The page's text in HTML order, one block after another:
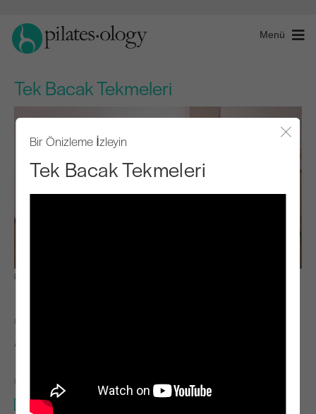
Menü
Tek Bacak Tekmeleri
Bir Önizleme İzleyin
Tek Bacak Tekmeleri
Gözlemle ve Öğren
ÖĞRETMEN
Alisa Wyatt
GEREKLI EKIPMAN
Mat